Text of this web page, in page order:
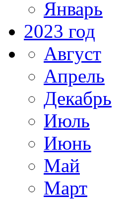
Январь
2023 год
Август
Апрель
Декабрь
Июль
Июнь
Май
Март